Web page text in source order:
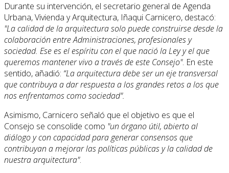
Durante su intervención, el secretario general de Agenda
Urbana, Vivienda y Arquitectura, Iñaqui Carnicero, destacó:
"La calidad de la arquitectura solo puede construirse desde la
colaboración entre Administraciones, profesionales y
sociedad. Ese es el espíritu con el que nació la Ley y el que
queremos mantener vivo a través de este Consejo". En este
sentido, añadió: “La arquitectura debe ser un eje transversal
que contribuya a dar respuesta a los grandes retos a los que
nos enfrentamos como sociedad".
Asimismo, Carnicero señaló que el objetivo es que el
Consejo se consolide como "un órgano útil, abierto al
diálogo y con capacidad para generar consensos que
contribuyan a mejorar las políticas públicas y la calidad de
nuestra arquitectura".